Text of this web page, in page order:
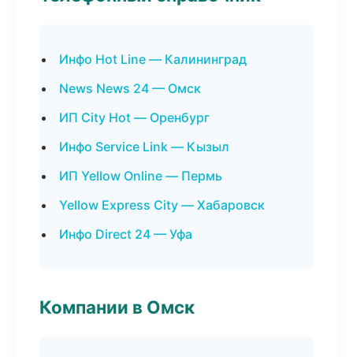
Инфо Hot Line — Калининград
News News 24 — Омск
ИП City Hot — Оренбург
Инфо Service Link — Кызыл
ИП Yellow Online — Пермь
Yellow Express City — Хабаровск
Инфо Direct 24 — Уфа
Компании в Омск